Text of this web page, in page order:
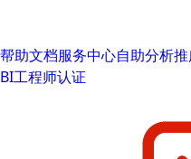
帮助文档服务中心自助分析
BI工程师认证